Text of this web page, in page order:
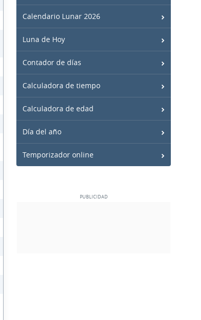
Calendario Lunar 2026
Luna de Hoy
Contador de días
Calculadora de tiempo
Calculadora de edad
Día del año
Temporizador online